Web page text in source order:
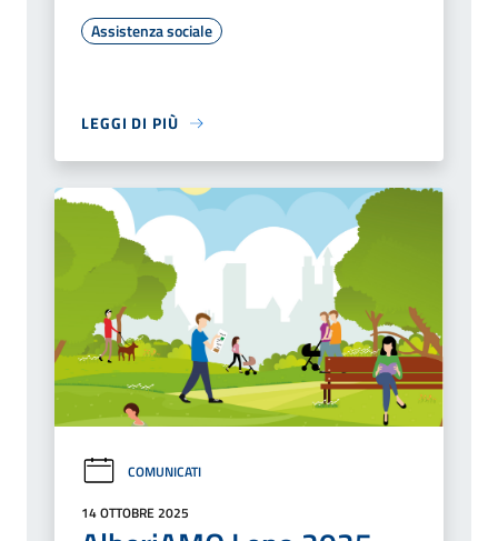
Assistenza sociale
LEGGI DI PIÙ
COMUNICATI
14 OTTOBRE 2025